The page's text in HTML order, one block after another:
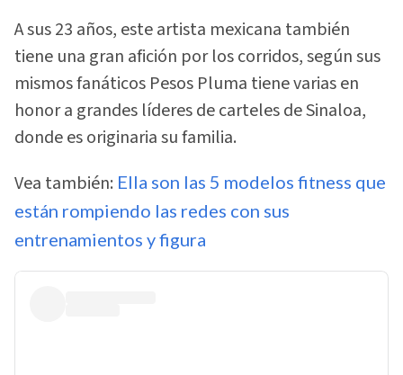
A sus 23 años, este artista mexicana también
tiene una gran afición por los corridos, según sus
mismos fanáticos Pesos Pluma tiene varias en
honor a grandes líderes de carteles de Sinaloa,
donde es originaria su familia.
Vea también: Ella son las 5 modelos fitness que
están rompiendo las redes con sus
entrenamientos y figura